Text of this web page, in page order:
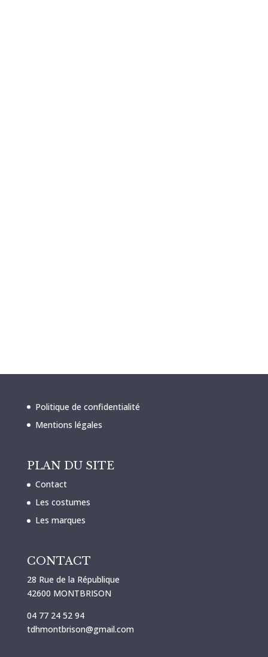
Politique de confidentialité
Mentions légales
PLAN DU SITE
Contact
Les costumes
Les marques
CONTACT
28 Rue de la République
42600 MONTBRISON
04 77 24 52 94
tdhmontbrison@gmail.com